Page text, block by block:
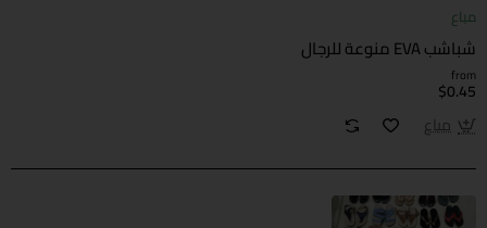
مباع
شباشب EVA منوعة للرجال
from
$0.45
مباع